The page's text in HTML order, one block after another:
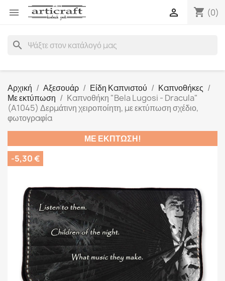
 shopping_cart (0)

search
Αρχική Αξεσουάρ Είδη Καπνιστού
Καπνοθήκες
Με εκτύπωση
Καπνοθήκη "Bela Lugosi - Dracula"
(A1045) Δερμάτινη χειροποίητη, με εκτύπωση σχέδιο,
φωτογραφία
ΜΕ ΈΚΠΤΩΣΗ!
-5,30 €